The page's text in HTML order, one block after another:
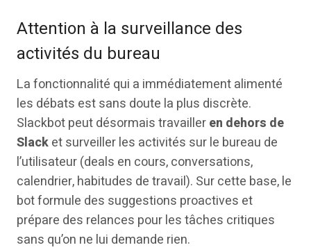
Attention à la surveillance des
activités du bureau
La fonctionnalité qui a immédiatement alimenté
les débats est sans doute la plus discrète.
Slackbot peut désormais travailleren dehors de
Slacket surveiller les activités sur le bureau de
l’utilisateur (deals en cours, conversations,
calendrier, habitudes de travail). Sur cette base, le
bot formule des suggestions proactives et
prépare des relances pour les tâches critiques
sans qu’on ne lui demande rien.